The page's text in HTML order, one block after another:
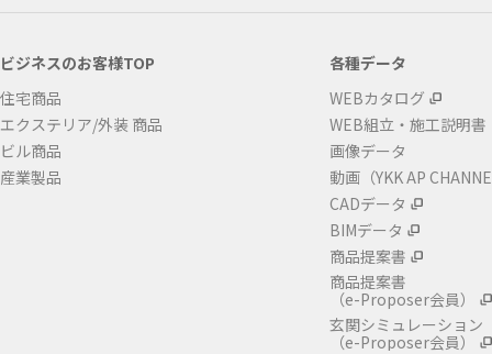
ビジネスのお客様TOP
住宅商品
エクステリア/外装 商品
ビル商品
産業製品
各種データ
WEBカタログ
WEB組立・施工説明書
画像データ
動画（YKK AP
CADデータ
BIMデータ
商品提案書
商品提案書
（e-Proposer会員）
玄関シミュレーション
（e-Proposer会員）